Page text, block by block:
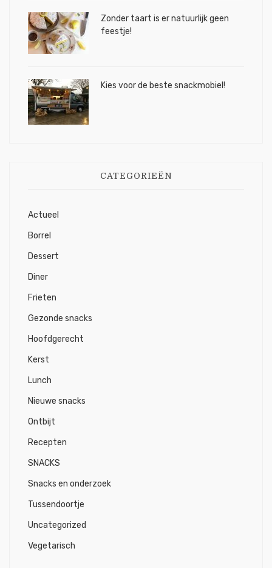
Zonder taart is er natuurlijk geen
feestje!
Kies voor de beste snackmobiel!
CATEGORIEËN
Actueel
Borrel
Dessert
Diner
Frieten
Gezonde snacks
Hoofdgerecht
Kerst
Lunch
Nieuwe snacks
Ontbijt
Recepten
SNACKS
Snacks en onderzoek
Tussendoortje
Uncategorized
Vegetarisch